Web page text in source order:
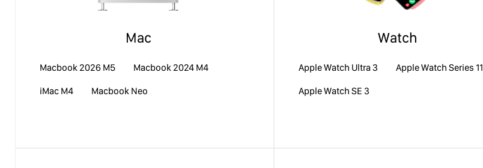
Mac
Macbook 2026 M5 Macbook 2024 M4
iMac М4 Macbook Neo
Watch
Apple Watch Ultra 3 Apple Watch Series 11
Apple Watch SE 3